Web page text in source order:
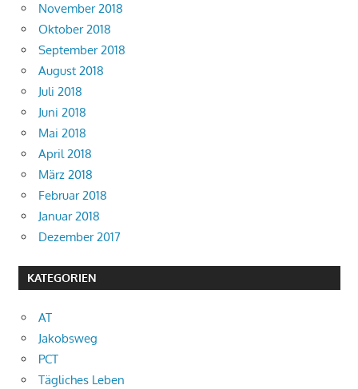
November 2018
Oktober 2018
September 2018
August 2018
Juli 2018
Juni 2018
Mai 2018
April 2018
März 2018
Februar 2018
Januar 2018
Dezember 2017
KATEGORIEN
AT
Jakobsweg
PCT
Tägliches Leben